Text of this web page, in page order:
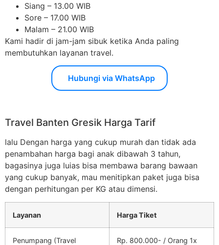
Siang – 13.00 WIB
Sore – 17.00 WIB
Malam – 21.00 WIB
Kami hadir di jam-jam sibuk ketika Anda paling
membutuhkan layanan travel.
Hubungi via WhatsApp
Travel Banten Gresik Harga Tarif
lalu Dengan harga yang cukup murah dan tidak ada
penambahan harga bagi anak dibawah 3 tahun,
bagasinya juga luias bisa membawa barang bawaan
yang cukup banyak, mau menitipkan paket juga bisa
dengan perhitungan per KG atau dimensi.
Layanan Harga Tiket
Penumpang (Travel
Rp. 800.000- / Orang 1x